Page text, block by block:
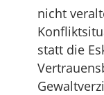
nicht
statt die